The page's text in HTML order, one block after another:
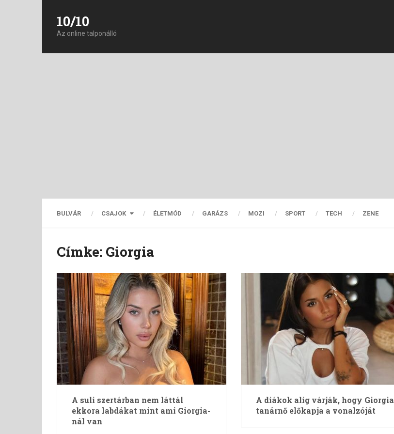
10/10
Az online talponálló
BULVÁR CSAJOK ÉLETMÓD GARÁZS MOZI SPORT TECH ZENE
Címke: Giorgia
A suli szertárban nem láttál
ekkora labdákat mint ami Giorgia-
nál van
A diákok alig várják, hogy Giorgia
tanárnő előkapja a vonalzóját